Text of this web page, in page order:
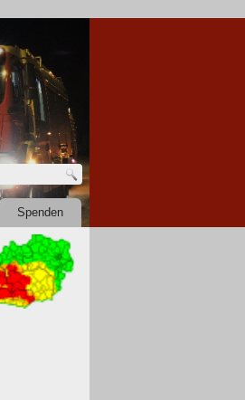
Spenden